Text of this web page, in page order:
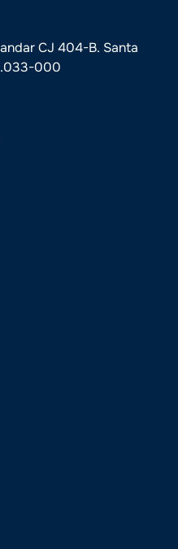
CJ 404-B. Santa
000